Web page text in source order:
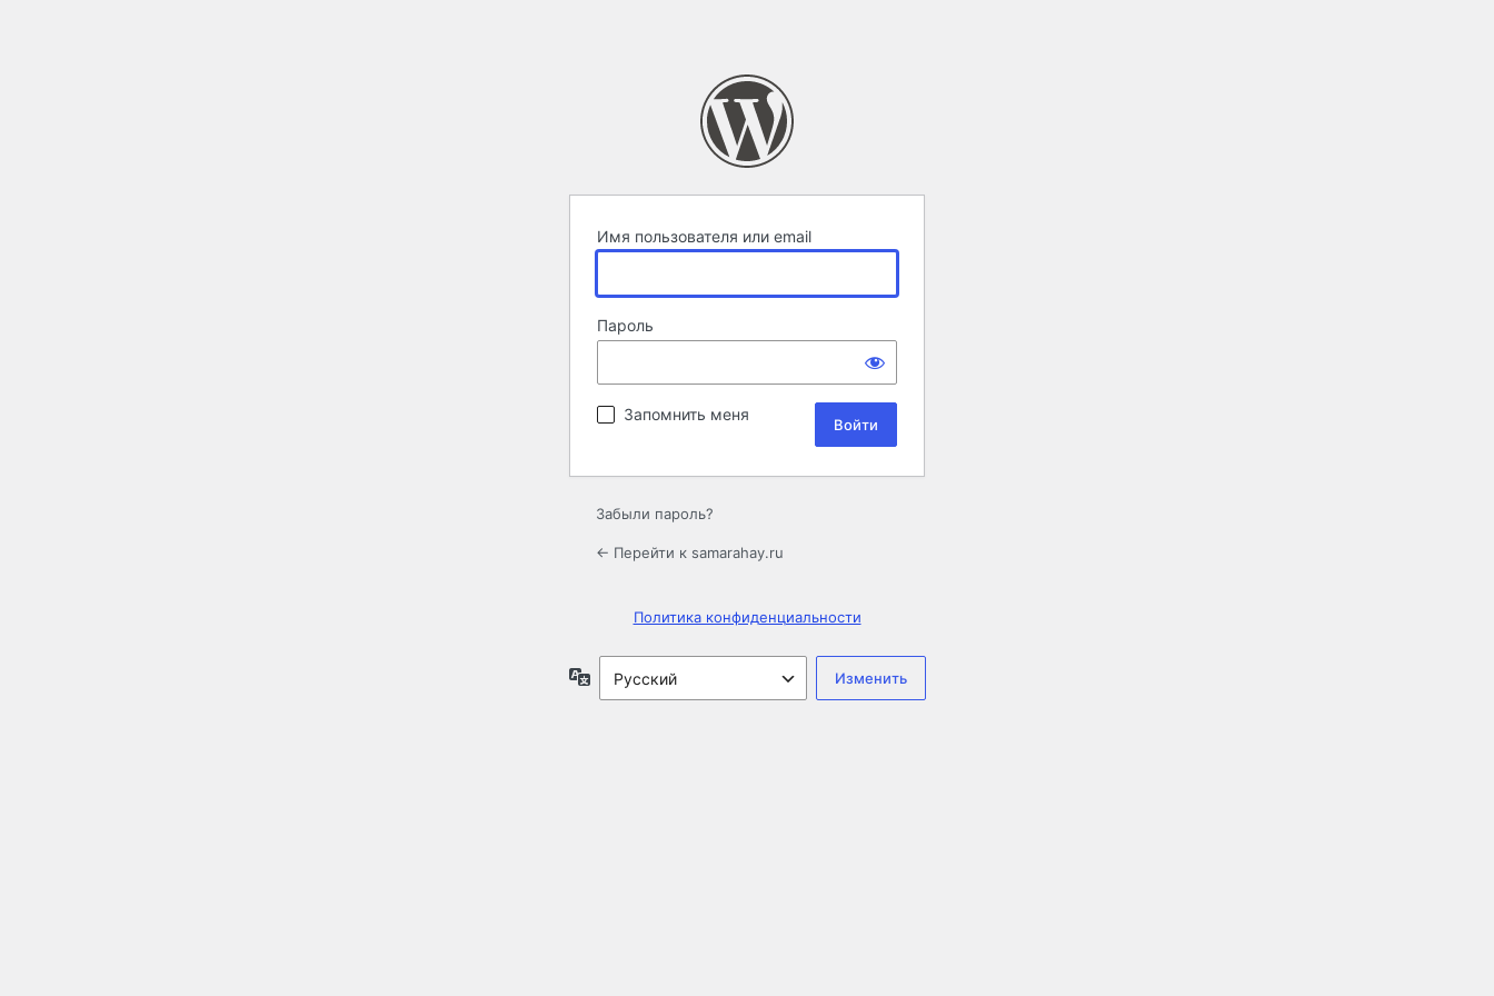
Имя пользователя или email
Пароль
Запомнить меня
Забыли пароль?
← Перейти к samarahay.ru
Политика конфиденциальности
Язык